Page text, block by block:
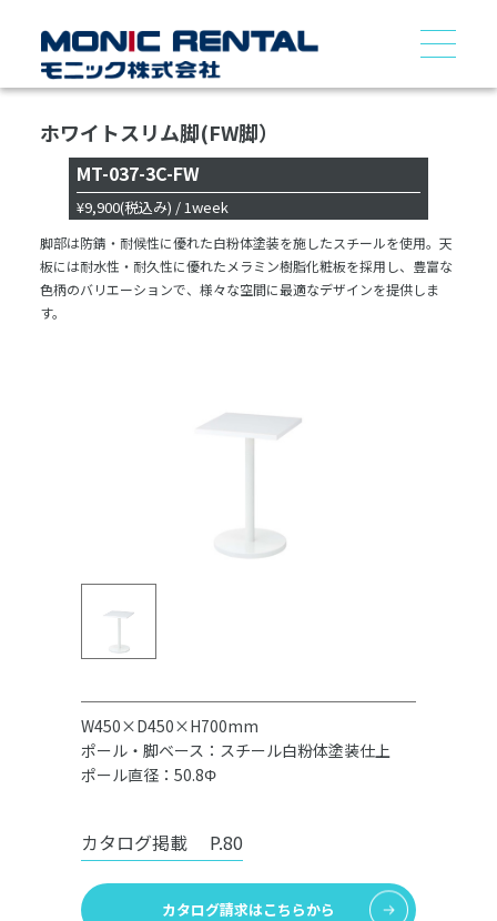
ホワイトスリム脚(FW脚）
MT-037-3C-FW
¥9,900(税込み) / 1week
脚部は防錆・耐候性に優れた白粉体塗装を施したスチールを使用。天
板には耐水性・耐久性に優れたメラミン樹脂化粧板を採用し、豊富な
色柄のバリエーションで、様々な空間に最適なデザインを提供しま
す。
W450×D450×H700mm
ポール・脚ベース：スチール白粉体塗装仕上
ポール直径：50.8Φ
カタログ掲載 P.80
カタログ請求はこちらから